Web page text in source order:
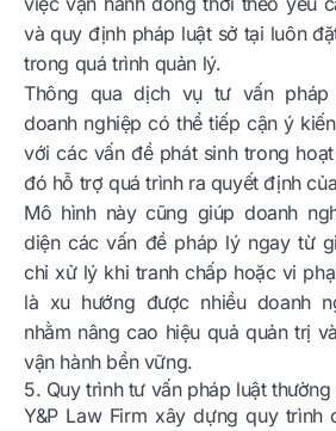
và quy định pháp luật sở tại luôn
trong quá trình quản lý.
Thông qua dịch vụ tư vấn pháp
doanh nghiệp có thể tiếp cận ý
với các vấn đề phát sinh trong
đó hỗ trợ quá trình ra quyết định
Mô hình này cũng giúp doanh
diện các vấn đề pháp lý ngay từ
chỉ xử lý khi tranh chấp hoặc vi
là xu hướng được nhiều doanh
nhằm nâng cao hiệu quả quản trị
vận hành bền vững.
5. Quy trình tư vấn pháp luật thường
Y&P Law Firm xây dựng quy trình